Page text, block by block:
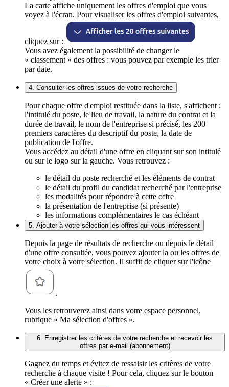
La carte affiche uniquement les offres d'emploi que vous
voyez à l'écran. Pour visualiser les offres d'emploi suivantes,
cliquez sur :
Vous avez également la possibilité de changer le
« classement » des offres : vous pouvez par exemple les trier
par date.
4. Consulter les offres issues de votre recherche
Pour chaque offre d'emploi restituée dans la liste, s'affichent :
l'intitulé du poste, le lieu de travail, la nature du contrat et la
durée de travail, le nom de l'entreprise si précisé, les 200
premiers caractères du descriptif du poste, la date de
publication de l'offre.
Vous accédez au détail d'une offre en cliquant sur son intitulé
ou sur le logo sur la gauche. Vous retrouvez :
le détail du poste recherché et les éléments de contrat
le détail du profil du candidat recherché par l'entreprise
les modalités pour répondre à cette offre
la présentation de l'entreprise (si présente)
les informations complémentaires le cas échéant
5. Ajouter à votre sélection les offres qui vous intéressent
Depuis la page de résultats de recherche ou depuis le détail
d'une offre consultée, vous pouvez ajouter la ou les offres de
votre choix à votre sélection. Il suffit de cliquer sur l'icône
.
Vous les retrouverez ainsi dans votre espace personnel,
rubrique « Ma sélection d'offres ».
6. Enregistrer les critères de votre recherche et recevoir les
offres par e-mail (abonnement)
Gagnez du temps et évitez de ressaisir les critères de votre
recherche à chaque visite ! Pour cela, cliquez sur le bouton
« Créer une alerte » :